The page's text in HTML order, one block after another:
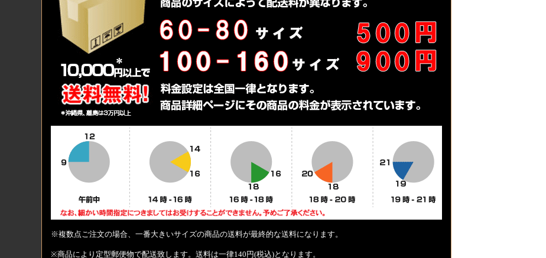
※複数点ご注文の場合、一番大きいサイズの商品の送料が最終的な送料になります。
※商品により定型郵便物で配送致します。送料は一律140円(税込)となります。